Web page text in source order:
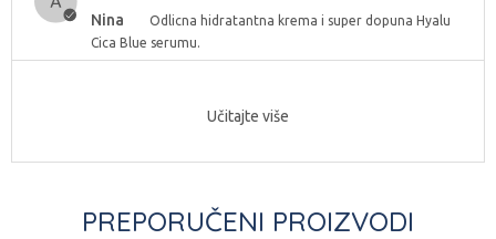
Nina
Odlicna hidratantna krema i super dopuna Hyalu
Cica Blue serumu.
Učitajte više
PREPORUČENI PROIZVODI